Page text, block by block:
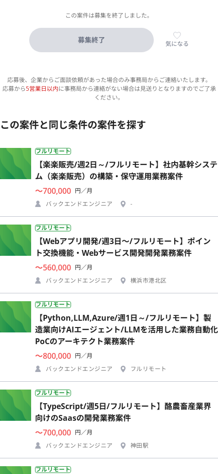
この案件は募集を終了しました。
募集終了 気になる
応募後、企業からご面談依頼があった場合のみ事務局からご連絡いたします。
応募から5営業日以内に事務局から連絡がない場合は見送りとなりますのでご了承
ください。
この案件と同じ条件の案件を探す
フルリモート
【楽楽販売/週2日～/フルリモート】社内基幹システ
ム（楽楽販売）の構築・保守運用業務案件
〜700,000 円／月
バックエンドエンジニア
-
フルリモート
【Webアプリ開発/週3日〜/フルリモート】ポイン
ト交換機能・Webサービス開発開発業務案件
〜560,000 円／月
バックエンドエンジニア
横浜市港北区
フルリモート
【Python,LLM,Azure/週1日～/フルリモート】製
造業向けAIエージェント/LLMを活用した業務自動化
PoCのアーキテクト業務案件
〜800,000 円／月
バックエンドエンジニア
フルリモート
フルリモート
【TypeScript/週5日/フルリモート】酪農畜産業界
向けのSaasの開発業務案件
〜700,000 円／月
バックエンドエンジニア
神田駅
フルリモート